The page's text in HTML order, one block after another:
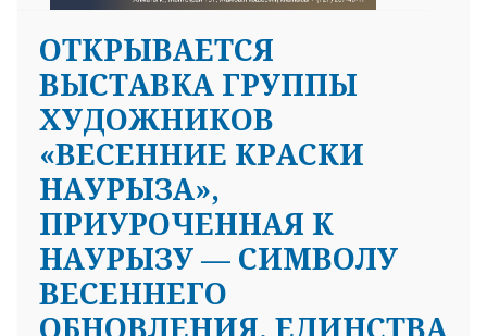
ОТКРЫВАЕТСЯ
ВЫСТАВКА ГРУППЫ
ХУДОЖНИКОВ
«ВЕСЕННИЕ КРАСКИ
НАУРЫЗА»,
ПРИУРОЧЕННАЯ К
НАУРЫЗУ — СИМВОЛУ
ВЕСЕННЕГО
ОБНОВЛЕНИЯ, ЕДИНСТВА